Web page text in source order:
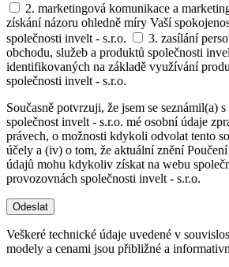
2. marketingová komunikace a
získání názoru ohledně míry Vaší
společnosti invelt - s.r.o.
3. zasílání
obchodu, služeb a produktů společnosti
identifikovaných na základě využívání
společnosti invelt - s.r.o.
Současně potvrzuji, že jsem se seznámil(a)
společnost invelt - s.r.o. mé osobní údaje
právech, o možnosti kdykoli odvolat tento
účely a (iv) o tom, že aktuální znění
údajů mohu kdykoliv získat na webu
provozovnách společnosti invelt - s.r.o.
Odeslat
Veškeré technické údaje uvedené v
modely a cenami jsou přibližné a